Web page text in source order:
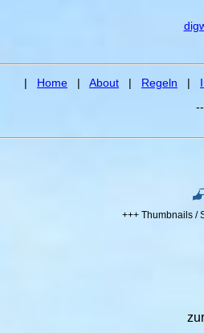
| Home | About | Regeln |
+++ Thumbnails /